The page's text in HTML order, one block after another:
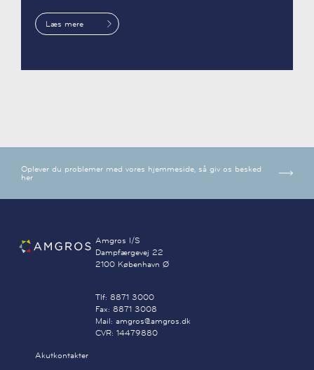
Læs mere
Oplever du problemer med vores hjemmeside, så giv os besked
her
Amgros I/S
Dampfærgevej 22
2100 København Ø
Tlf: 8871 3000
Fax: 8871 3008
Mail: amgros@amgros.dk
CVR: 14479880
Akutkontakter